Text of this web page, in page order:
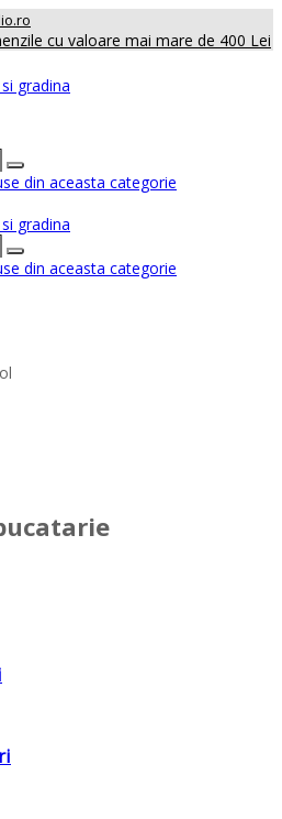
cu valoare mai mare de 400 Lei
din aceasta categorie
din aceasta categorie